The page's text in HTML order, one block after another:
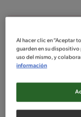
De 0 a 120 min
receitas
Al hacer clic en “Aceptar
guarden en su dispositivo
uso del mismo, y
información